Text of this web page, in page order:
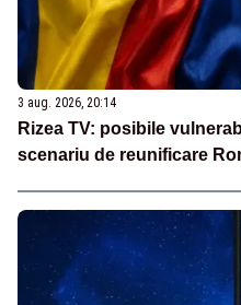
3 aug. 2026, 20:14
Rizea TV: posibile
scenariu de reunificare